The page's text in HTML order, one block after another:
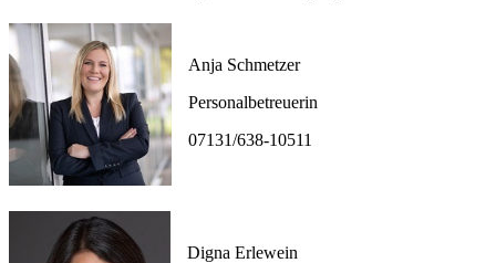
Anja Schmetzer
Personalbetreuerin
07131/638-10511
Digna Erlewein